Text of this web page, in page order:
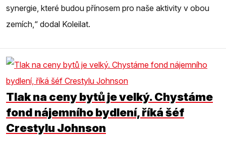
synergie, které budou přínosem pro naše aktivity v obou
zemích,“ dodal Koleilat.
Tlak na ceny bytů je velký. Chystáme
fond nájemního bydlení, říká šéf
Crestylu Johnson